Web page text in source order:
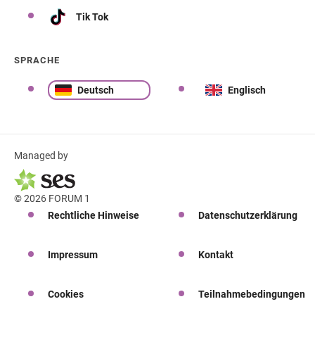
Tik Tok
SPRACHE
Deutsch Englisch
Managed by
© 2026 FORUM 1
Rechtliche Hinweise
Datenschutzerklärung
Impressum Kontakt
Cookies Teilnahmebedingungen